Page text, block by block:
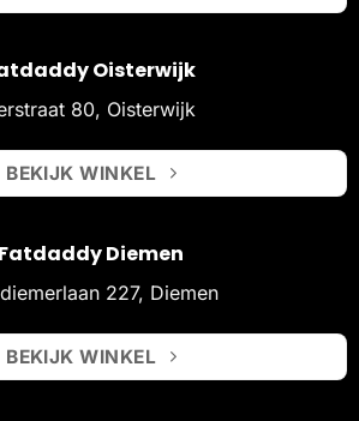
Oisterwijk
80, Oisterwijk
BEKIJK WINKEL
Fatdaddy Diemen
227, Diemen
BEKIJK WINKEL